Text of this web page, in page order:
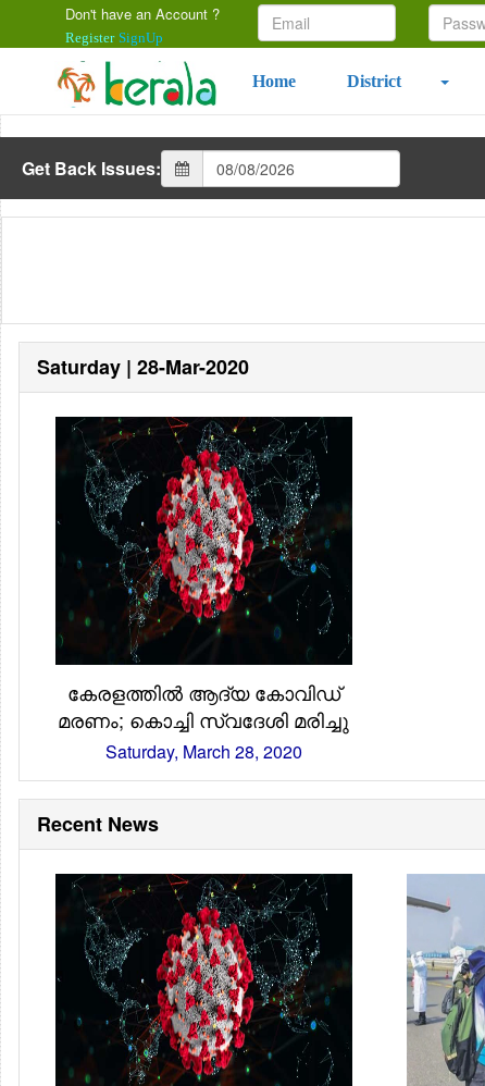
Don't have an Account ?
Register SignUp
Home District
Get Back Issues:
Saturday | 28-Mar-2020
കേരളത്തിൽ ആദ്യ കോവിഡ്
മരണം; കൊച്ചി സ്വദേശി മരിച്ചു
Saturday, March 28, 2020
Recent News